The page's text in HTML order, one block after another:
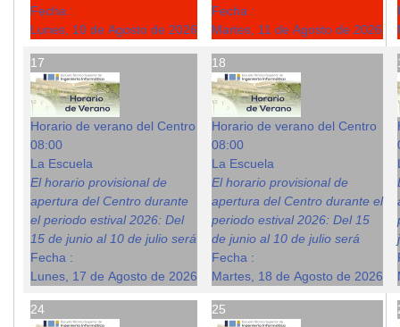
Fecha :
Lunes, 10 de Agosto de 2026
Fecha :
Martes, 11 de Agosto de 2026
17
Horario de verano del Centro
08:00
La Escuela
El horario provisional de
apertura del Centro durante
el periodo estival 2026: Del
15 de junio al 10 de julio será
Fecha :
Lunes, 17 de Agosto de 2026
18
Horario de verano del Centro
08:00
La Escuela
El horario provisional de
apertura del Centro durante el
periodo estival 2026: Del 15
de junio al 10 de julio será
Fecha :
Martes, 18 de Agosto de 2026
24 25